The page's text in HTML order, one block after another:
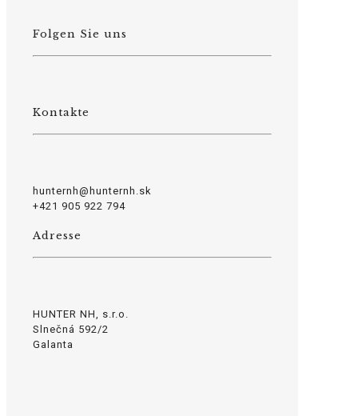
Folgen Sie uns
Kontakte
hunternh@hunternh.sk
+421 905 922 794
Adresse
HUNTER NH, s.r.o.
Slnečná 592/2
Galanta